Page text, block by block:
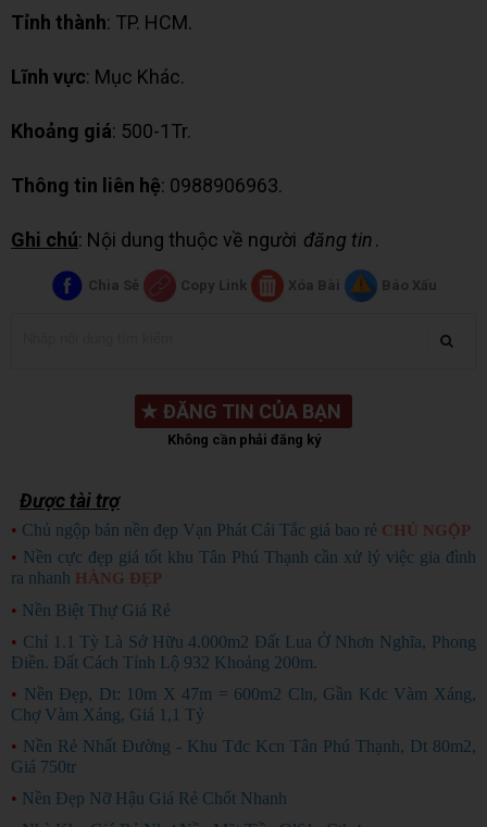
Tỉnh thành: TP. HCM.
Lĩnh vực: Mục Khác.
Khoảng giá: 500-1Tr.
Thông tin liên hệ: 0988906963.
Ghi chú: Nội dung thuộc về người đăng tin.
Chia Sẻ Copy Link Xóa Bài Báo Xấu
★ ĐĂNG TIN CỦA BẠN
Không cần phải đăng ký
Được tài trợ
• Chủ ngộp bán nền đẹp Vạn Phát Cái Tắc giá bao rẻ CHỦ NGỘP
• Nền cực đẹp giá tốt khu Tân Phú Thạnh cần xử lý việc gia đình
ra nhanh HÀNG ĐẸP
• Nền Biệt Thự Giá Rẻ
• Chỉ 1.1 Tỳ Là Sở Hữu 4.000m2 Đất Lua Ở Nhơn Nghĩa, Phong
Điền. Đất Cách Tỉnh Lộ 932 Khoảng 200m.
• Nền Đẹp, Dt: 10m X 47m = 600m2 Cln, Gần Kdc Vàm Xáng,
Chợ Vàm Xáng, Giá 1,1 Tỷ
• Nền Rẻ Nhất Đường - Khu Tđc Kcn Tân Phú Thạnh, Dt 80m2,
Giá 750tr
• Nền Đẹp Nỡ Hậu Giá Rẻ Chốt Nhanh